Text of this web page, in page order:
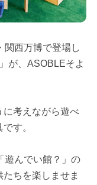
関西万博で登場し
が、ASOBLEそよ
に考えながら遊べ
す。
遊んでい館？」の
ちを楽しませま